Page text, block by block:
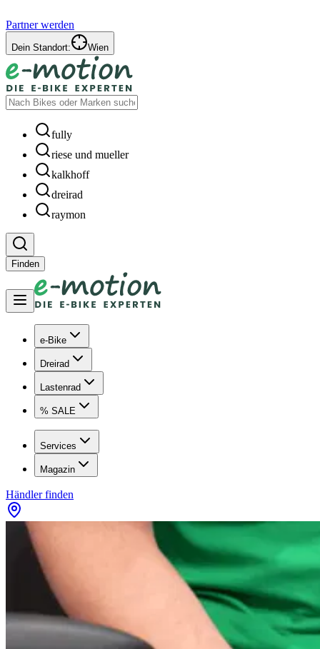
Partner werden
Dein Standort: Wien
fully
riese und mueller
kalkhoff
dreirad
raymon
Finden
e-Bike
Dreirad
Lastenrad
% SALE
Services
Magazin
Händler finden